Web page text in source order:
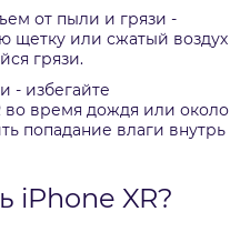
от пыли и грязи -
щетку или сжатый воздух
грязи.
- избегайте
во время дождя или около
попадание влаги внутрь
iPhone XR?